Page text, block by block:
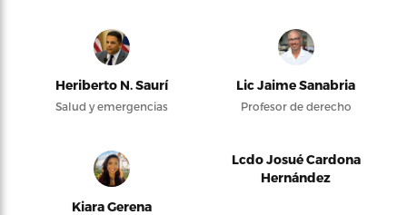
Heriberto N. Saurí
Salud y emergencias
Lic Jaime Sanabria
Profesor de derecho
Kiara Gerena
Lcdo Josué Cardona
Hernández